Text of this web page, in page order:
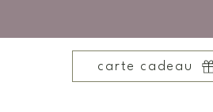
carte cadeau